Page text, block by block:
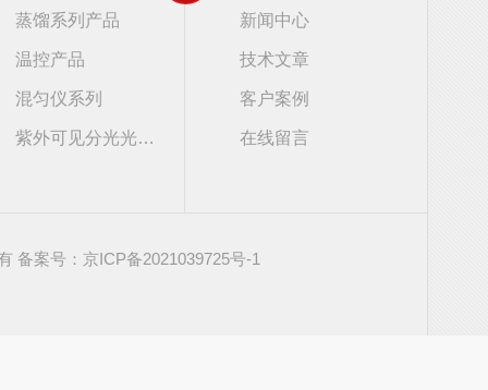
蒸馏系列产品
温控产品
混匀仪系列
紫外可见分光光度计
新闻中心
技术文章
客户案例
在线留言
备案号：京ICP备2021039725号-1